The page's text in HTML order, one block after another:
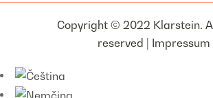
Copyright © 2022 Klarstein.
reserved | Impressum